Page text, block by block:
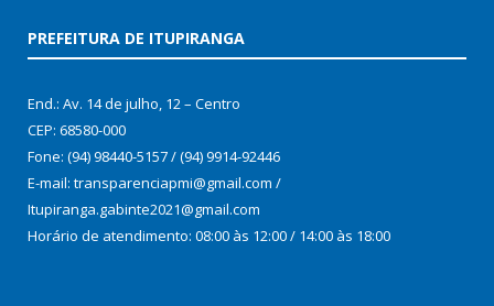
PREFEITURA DE ITUPIRANGA
End.: Av. 14 de julho, 12 – Centro
CEP: 68580-000
Fone: (94) 98440-5157 / (94) 9914-92446
E-mail: transparenciapmi@gmail.com /
Itupiranga.gabinte2021@gmail.com
Horário de atendimento: 08:00 às 12:00 / 14:00 às 18:00